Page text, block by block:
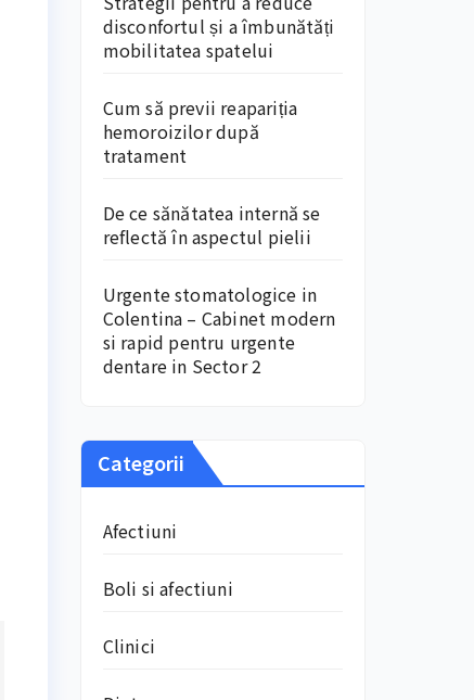
disconfortul și a îmbunătăți
mobilitatea spatelui
Cum să previi reapariția
hemoroizilor după
tratament
De ce sănătatea internă se
reflectă în aspectul pielii
Urgente stomatologice in
Colentina – Cabinet modern
si rapid pentru urgente
dentare in Sector 2
Categorii
Afectiuni
Boli si afectiuni
Clinici